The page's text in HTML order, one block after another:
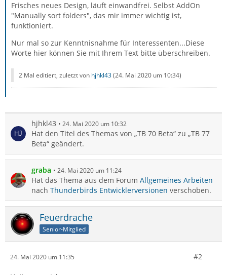
Frisches neues Design, läuft einwandfrei. Selbst AddOn
"Manually sort folders", das mir immer wichtig ist,
funktioniert.
Nur mal so zur Kenntnisnahme für Interessenten...Diese
Worte hier können Sie mit Ihrem Text bitte überschreiben.
2 Mal editiert, zuletzt von hjhkl43(24. Mai 2020 um 10:34)
hjhkl43 24. Mai 2020 um 10:32
Hat den Titel des Themas von „TB 70 Beta“ zu „TB 77
Beta“ geändert.
graba 24. Mai 2020 um 11:24
Hat das Thema aus dem Forum Allgemeines Arbeiten
nach Thunderbirds Entwicklerversionen verschoben.
Feuerdrache
Senior-Mitglied
24. Mai 2020 um 11:35 #2